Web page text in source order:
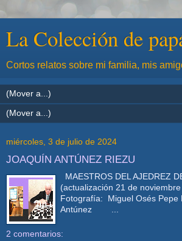
La Colección de
Cortos relatos sobre mi familia, mis
miércoles, 3 de julio de 2024
JOAQUÍN ANTÚNEZ RIEZU
MAESTROS DEL AJEDREZ
(actualización 21 de
Fotografía: Miguel Osés Pepe
Antúnez ...
2 comentarios: